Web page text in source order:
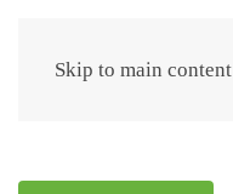
Skip to main content